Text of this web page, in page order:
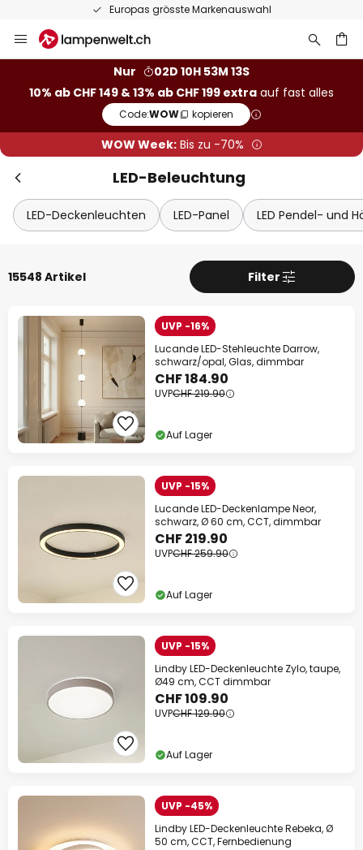
50 Tage kostenlose Retoure
Inhalt
Nur
02D 10H 53M 11S
10% ab CHF 149 & 13% ab CHF 199 extra auf fast alles
Code:WOW kopieren
WOW Week:Bis zu -70%
LED-Beleuchtung
LED-Deckenleuchten LED-Panel LED Pendel- und
15548 Artikel Filter
UVP -16%
Lucande LED-Stehleuchte Darrow,
schwarz/opal, Glas, dimmbar
CHF 184.90
UVPCHF 219.90
Auf Lager
UVP -15%
Lucande LED-Deckenlampe Neor,
schwarz, Ø 60 cm, CCT, dimmbar
CHF 219.90
UVPCHF 259.90
Auf Lager
UVP -15%
Lindby LED-Deckenleuchte Zylo, taupe,
Ø49 cm, CCT dimmbar
CHF 109.90
UVPCHF 129.90
Auf Lager
UVP -45%
Lindby LED-Deckenleuchte Rebeka, Ø
50 cm, CCT, Fernbedienung
Extra Rabatt
10% Rabattab CHF 149
13% Rabattab CHF 199
auf fast alles*
Ihr Code: WOW kopieren
Jetzt einlösen